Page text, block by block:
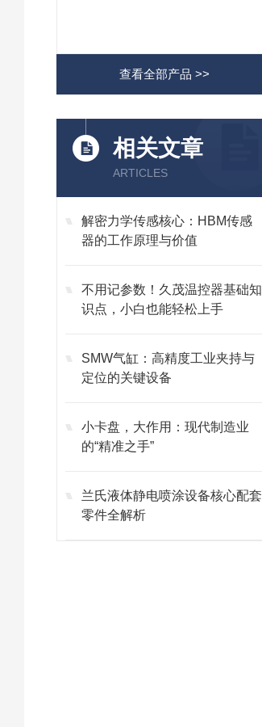
查看全部产品 >>
相关文章
ARTICLES
解密力学传感核心：HBM传感
器的工作原理与价值
不用记参数！久茂温控器基础知
识点，小白也能轻松上手
SMW气缸：高精度工业夹持与
定位的关键设备
小卡盘，大作用：现代制造业
的“精准之手”
兰氏液体静电喷涂设备核心配套
零件全解析